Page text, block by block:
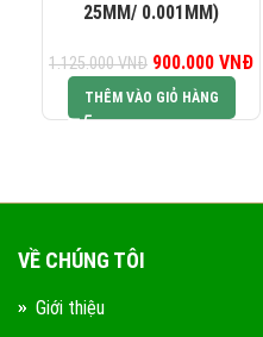
25MM/ 0.001MM)
1.125.000VNĐ
Giá gốc là:
1.125.000 VNĐ.
900.000 VNĐ
THÊM VÀO GIỎ HÀNG
VỀ CHÚNG TÔI
Giới thiệu